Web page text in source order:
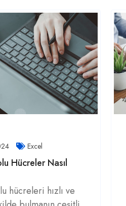
Excel
Hücreler Nasıl
hücreleri hızlı ve